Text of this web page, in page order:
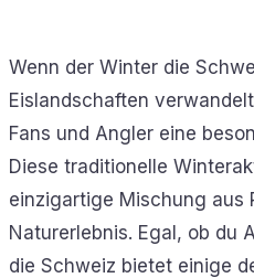
Wenn der Winter die
Eislandschaften
Fans und Angler eine
Diese traditionelle
einzigartige Mischung aus
Naturerlebnis. Egal, ob du
die Schweiz bietet einige